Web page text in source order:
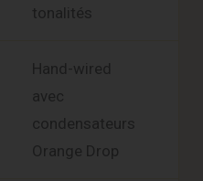
tonalités
Hand-wired
avec
condensateurs
Orange Drop